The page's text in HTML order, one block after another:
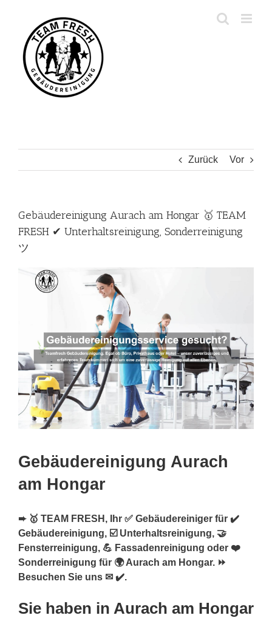
springen
Zurück Vor
Gebäudereinigung Aurach am Hongar 🥇 TEAM
FRESH ✔ Unterhaltsreinigung, Sonderreinigung
ツ
Gebäudereinigung Aurach
am Hongar
➨ 🥇 TEAM FRESH, Ihr ✅ Gebäudereiniger für ✔️
Gebäudereinigung, ☑️ Unterhaltsreinigung, 🤝
Fensterreinigung, 💪 Fassadenreinigung oder ❤️
Sonderreinigung für 🌍 Aurach am Hongar. ⏩
Besuchen Sie uns ✉ ✔️.
Sie haben in Aurach am Hongar